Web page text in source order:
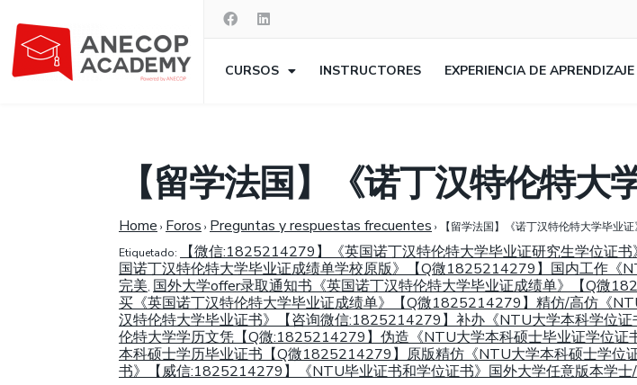
CURSOS INSTRUCTORES EXPERIENCIA DE APRENDIZAJE
【留学法国】《诺丁汉特伦特
Home › Foros › Preguntas y respuestas frecuentes ›
【留学法国】《诺丁汉特伦特大学毕业
Etiquetado:
【微信:1825214279】《英国诺丁汉特伦特大学毕业证研究生学位证
国诺丁汉特伦特大学毕业证成绩单学校原版》【Q微1825214279】国内工作《
完美, 国外大学offer录取通知书《英国诺丁汉特伦特大学毕业证成绩单》【Q微
买《英国诺丁汉特伦特大学毕业证成绩单》【Q微1825214279】精仿/高仿《
汉特伦特大学毕业证书》【咨询微信:1825214279】补办《NTU大学本科学位
伦特大学学历文凭【Q微:1825214279】伪造《NTU大学本科硕士毕业证学位证
本科硕士学历毕业证书【Q微1825214279】原版精仿《NTU大学本科硕士学位
书》【威信:1825214279】《NTU毕业证书和学位证书》国外大学任意版本学